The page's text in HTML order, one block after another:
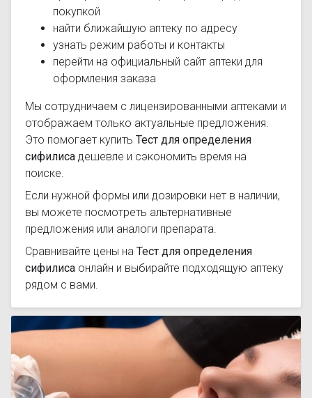
покупкой
найти ближайшую аптеку по адресу
узнать режим работы и контакты
перейти на официальный сайт аптеки для
оформления заказа
Мы сотрудничаем с лицензированными аптеками и
отображаем только актуальные предложения.
Это помогает купить Тест для определения
сифилиса дешевле и сэкономить время на
поиске.
Если нужной формы или дозировки нет в наличии,
вы можете посмотреть альтернативные
предложения или аналоги препарата.
Сравнивайте цены на Тест для определения
сифилиса онлайн и выбирайте подходящую аптеку
рядом с вами.